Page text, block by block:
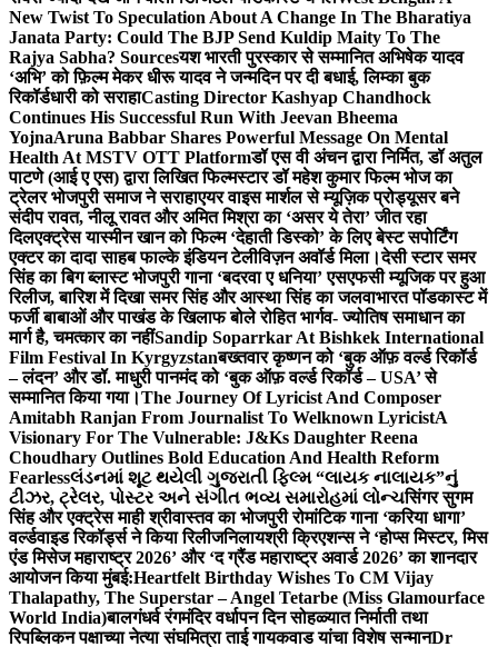
New Twist To Speculation About A Change In The Bharatiya
Janata Party: Could The BJP Send Kuldip Maity To The
Rajya Sabha? Sourcesयश भारती पुरस्कार से सम्मानित अभिषेक यादव
‘अभि’ को फ़िल्म मेकर धीरू यादव ने जन्मदिन पर दी बधाई, लिम्का बुक
रिकॉर्डधारी को सराहाCasting Director Kashyap Chandhock
Continues His Successful Run With Jeevan Bheema
YojnaAruna Babbar Shares Powerful Message On Mental
Health At MSTV OTT Platformडॉ एस वी अंचन द्वारा निर्मित, डॉ अतुल
पाटणे (आई ए एस) द्वारा लिखित फिल्मस्टार डॉ महेश कुमार फिल्म भोज का
ट्रेलर भोजपुरी समाज ने सराहाएयर वाइस मार्शल से म्यूज़िक प्रोड्यूसर बने
संदीप रावत, नीलू रावत और अमित मिश्रा का ‘असर ये तेरा’ जीत रहा
दिलएक्ट्रेस यास्मीन खान को फिल्म ‘देहाती डिस्को’ के लिए बेस्ट सपोर्टिंग
एक्टर का दादा साहब फाल्के इंडियन टेलीविज़न अवॉर्ड मिला।देसी स्टार समर
सिंह का बिग ब्लास्ट भोजपुरी गाना ‘बदरवा ए धनिया’ एसएफसी म्यूजिक पर हुआ
रिलीज, बारिश में दिखा समर सिंह और आस्था सिंह का जलवाभारत पॉडकास्ट में
फर्जी बाबाओं और पाखंड के खिलाफ बोले रोहित भार्गव- ज्योतिष समाधान का
मार्ग है, चमत्कार का नहींSandip Soparrkar At Bishkek International
Film Festival In Kyrgyzstanबख्तवार कृष्णन को ‘बुक ऑफ़ वर्ल्ड रिकॉर्ड
– लंदन’ और डॉ. माधुरी पानमंद को ‘बुक ऑफ़ वर्ल्ड रिकॉर्ड – USA’ से
सम्मानित किया गया।The Journey Of Lyricist And Composer
Amitabh Ranjan From Journalist To Welknown LyricistA
Visionary For The Vulnerable: J&Ks Daughter Reena
Choudhary Outlines Bold Education And Health Reform
Fearlessલંડનમાં શૂટ થયેલી ગુજરાતી ફિલ્મ “લાયક નાલાયક”નું
ટીઝર, ટ્રેલર, પોસ્ટર અને સંગીત ભવ્ય સમારોહમાં લોન્ચसिंगर सुगम
सिंह और एक्ट्रेस माही श्रीवास्तव का भोजपुरी रोमांटिक गाना ‘करिया धागा’
वर्ल्डवाइड रिकॉर्ड्स ने किया रिलीजनिलायश्री क्रिएशन्स ने ‘होप्स मिस्टर, मिस
एंड मिसेज महाराष्ट्र 2026’ और ‘द ग्रैंड महाराष्ट्र अवार्ड 2026’ का शानदार
आयोजन किया मुंबई:Heartfelt Birthday Wishes To CM Vijay
Thalapathy, The Superstar – Angel Tetarbe (Miss Glamourface
World India)बालगंधर्व रंगमंदिर वर्धापन दिन सोहळ्यात निर्माती तथा
रिपब्लिकन पक्षाच्या नेत्या संघमित्रा ताई गायकवाड यांचा विशेष सन्मानDr